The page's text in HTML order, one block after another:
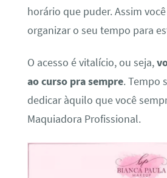
horário que puder. Assim
organizar o seu tempo para
O acesso é vitalício, ou seja,
ao curso pra sempre. Tempo
dedicar àquilo que você
Maquiadora Profissional.